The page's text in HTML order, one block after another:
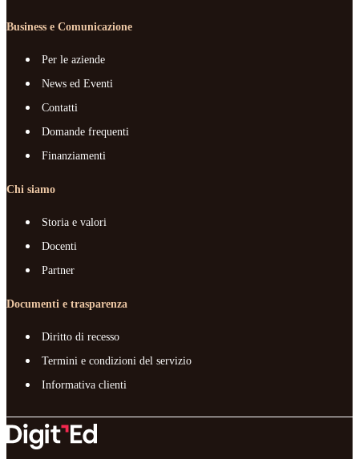
Business e Comunicazione
Per le aziende
News ed Eventi
Contatti
Domande frequenti
Finanziamenti
Chi siamo
Storia e valori
Docenti
Partner
Documenti e trasparenza
Diritto di recesso
Termini e condizioni del servizio
Informativa clienti